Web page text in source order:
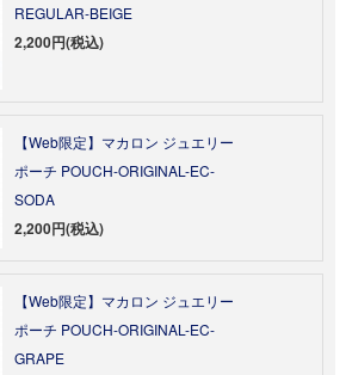
REGULAR-BEIGE
2,200円(税込)
【Web限定】マカロン ジュエリー
ポーチ POUCH-ORIGINAL-EC-
SODA
2,200円(税込)
【Web限定】マカロン ジュエリー
ポーチ POUCH-ORIGINAL-EC-
GRAPE